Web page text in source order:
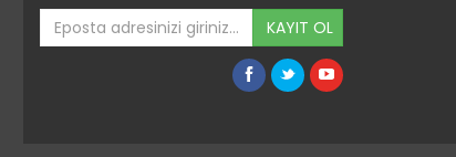
Muş'ta balık varlığı korunuyor
KAYIT OL